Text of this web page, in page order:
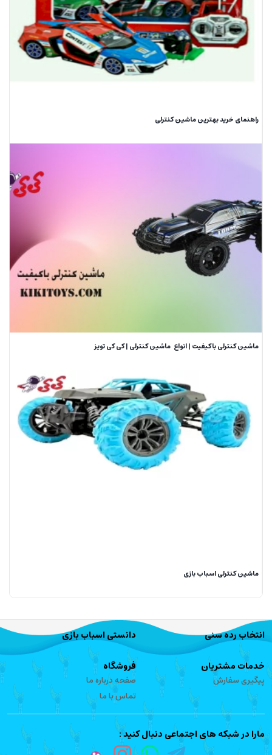
راهنمای خرید بهترین ماشین کنترلی
ماشین کنترلی باکیفیت | انواع ماشین کنترلی | کی کی تویز
ماشین کنترلی اسباب بازی
انتخاب رده سنی دانستی اسباب بازی
خدمات مشتریان
پیگیری سفارش
فروشگاه
صفحه درباره ما
تماس با ما
مارا در شبکه های اجتماعی دنبال کنید :